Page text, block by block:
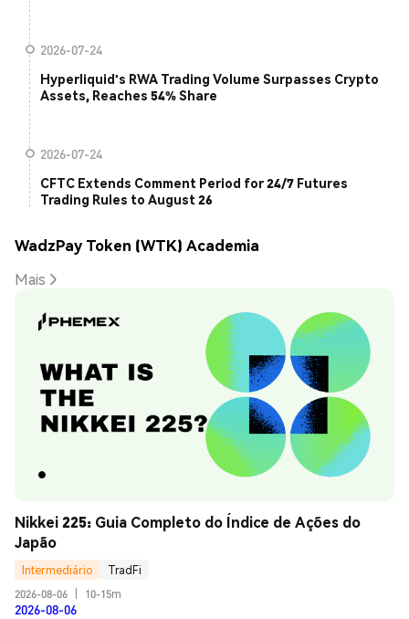
2026-07-24
Hyperliquid's RWA Trading Volume Surpasses Crypto
Assets, Reaches 54% Share
2026-07-24
CFTC Extends Comment Period for 24/7 Futures
Trading Rules to August 26
WadzPay Token (WTK) Academia
Mais
Nikkei 225: Guia Completo do Índice de Ações do
Japão
Intermediário
TradFi
2026-08-06
10-15m
2026-08-06